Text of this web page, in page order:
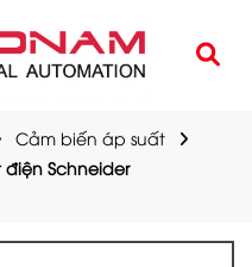
Cảm biến áp suất
Schneider